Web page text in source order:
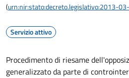
(urn:nir:stato:decreto.legislativo:2013-
Servizio attivo
Procedimento di riesame
generalizzato da parte di